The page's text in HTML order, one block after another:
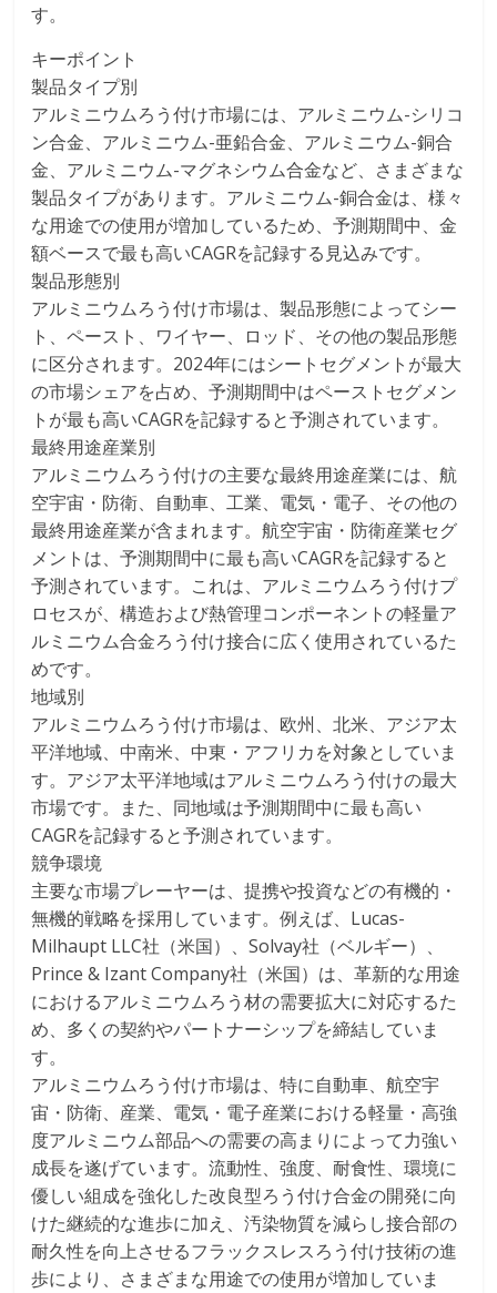
す。
キーポイント
製品タイプ別
アルミニウムろう付け市場には、アルミニウム-シリコ
ン合金、アルミニウム-亜鉛合金、アルミニウム-銅合
金、アルミニウム-マグネシウム合金など、さまざまな
製品タイプがあります。アルミニウム-銅合金は、様々
な用途での使用が増加しているため、予測期間中、金
額ベースで最も高いCAGRを記録する見込みです。
製品形態別
アルミニウムろう付け市場は、製品形態によってシー
ト、ペースト、ワイヤー、ロッド、その他の製品形態
に区分されます。2024年にはシートセグメントが最大
の市場シェアを占め、予測期間中はペーストセグメン
トが最も高いCAGRを記録すると予測されています。
最終用途産業別
アルミニウムろう付けの主要な最終用途産業には、航
空宇宙・防衛、自動車、工業、電気・電子、その他の
最終用途産業が含まれます。航空宇宙・防衛産業セグ
メントは、予測期間中に最も高いCAGRを記録すると
予測されています。これは、アルミニウムろう付けプ
ロセスが、構造および熱管理コンポーネントの軽量ア
ルミニウム合金ろう付け接合に広く使用されているた
めです。
地域別
アルミニウムろう付け市場は、欧州、北米、アジア太
平洋地域、中南米、中東・アフリカを対象としていま
す。アジア太平洋地域はアルミニウムろう付けの最大
市場です。また、同地域は予測期間中に最も高い
CAGRを記録すると予測されています。
競争環境
主要な市場プレーヤーは、提携や投資などの有機的・
無機的戦略を採用しています。例えば、Lucas-
Milhaupt LLC社（米国）、Solvay社（ベルギー）、
Prince & Izant Company社（米国）は、革新的な用途
におけるアルミニウムろう材の需要拡大に対応するた
め、多くの契約やパートナーシップを締結していま
す。
アルミニウムろう付け市場は、特に自動車、航空宇
宙・防衛、産業、電気・電子産業における軽量・高強
度アルミニウム部品への需要の高まりによって力強い
成長を遂げています。流動性、強度、耐食性、環境に
優しい組成を強化した改良型ろう付け合金の開発に向
けた継続的な進歩に加え、汚染物質を減らし接合部の
耐久性を向上させるフラックスレスろう付け技術の進
歩により、さまざまな用途での使用が増加していま